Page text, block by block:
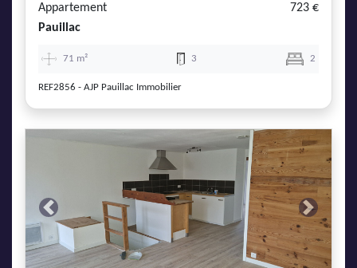
Appartement
723 €
Pauillac
71 m² 3 2
REF2856 - AJP Pauillac Immobilier
Previous Next